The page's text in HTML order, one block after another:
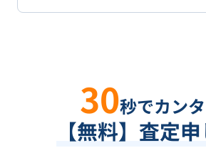
30秒でカンタ
【無料】査定